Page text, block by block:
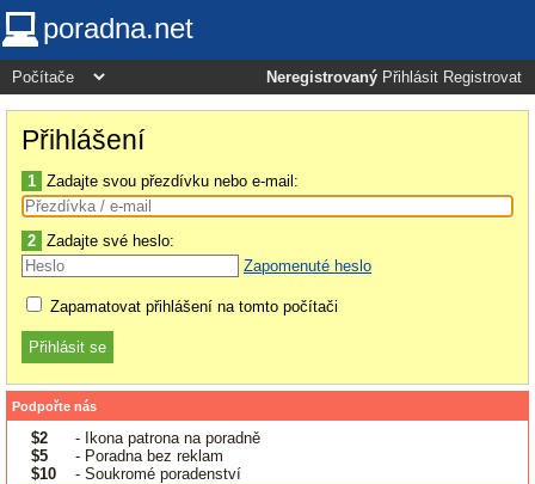
poradna.net
Neregistrovaný Přihlásit Registrovat
Přihlášení
1 Zadajte svou přezdívku nebo e-mail:
2 Zadajte své heslo:
Zapomenuté heslo
Zapamatovat přihlášení na tomto počítači
Podpořte nás
$2
- Ikona patrona na poradně
$5
- Poradna bez reklam
$10
- Soukromé poradenství